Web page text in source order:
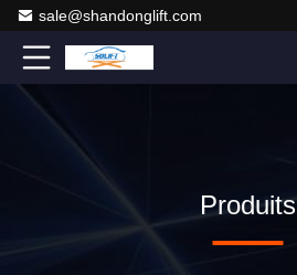
sale@shandonglift.com
Produits